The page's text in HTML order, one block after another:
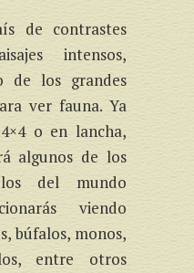
de contrastes
intensos,
de los grandes
ver fauna. Ya
o en lancha,
algunos de los
del mundo
viendo
búfalos, monos,
entre otros